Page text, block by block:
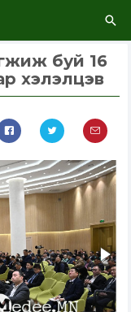
буй 16
хэлэлцэв